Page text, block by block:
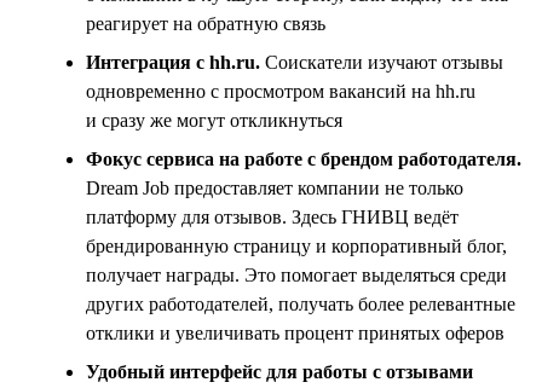
реагирует на обратную связь
Интеграция с hh.ru. Соискатели изучают отзывы
одновременно с просмотром вакансий на hh.ru
и сразу же могут откликнуться
Фокус сервиса на работе с брендом работодателя.
Dream Job предоставляет компании не только
платформу для отзывов. Здесь ГНИВЦ ведёт
брендированную страницу и корпоративный блог,
получает награды. Это помогает выделяться среди
других работодателей, получать более релевантные
отклики и увеличивать процент принятых оферов
Удобный интерфейс для работы с отзывами